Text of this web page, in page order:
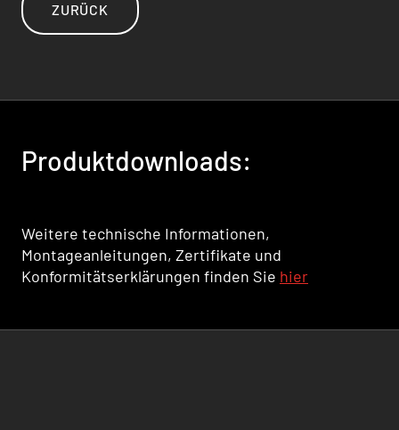
ZURÜCK
Produktdownloads:
Weitere technische Informationen,
Montageanleitungen, Zertifikate und
Konformitätserklärungen finden Sie hier